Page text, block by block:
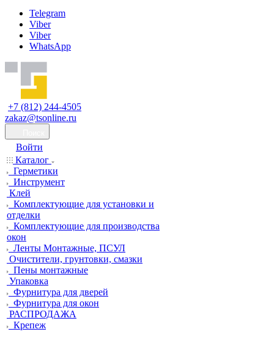
Telegram
Viber
Viber
WhatsApp
+7 (812) 244-4505
zakaz@tsonline.ru
Войти
Каталог
Герметики
Инструмент
Клей
Комплектующие для установки и
отделки
Комплектующие для производства
окон
Ленты Монтажные, ПСУЛ
Очистители, грунтовки, смазки
Пены монтажные
Упаковка
Фурнитура для дверей
Фурнитура для окон
РАСПРОДАЖА
Крепеж